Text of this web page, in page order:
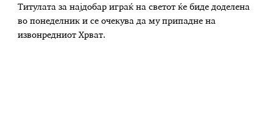
Титулата за најдобар играќ на светот ќе биде доделена
во понеделник и се очекува да му припадне на
извонредниот Хрват.